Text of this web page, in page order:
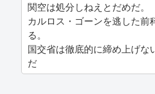
関空は処分しねえとだめだ。
カルロス・ゴーンを逃した前
る。
国交省は徹底的に締め上げな
だ